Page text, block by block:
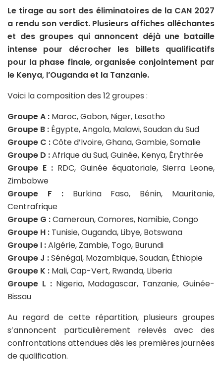
Le tirage au sort des éliminatoires de la CAN 2027
a rendu son verdict. Plusieurs affiches alléchantes
et des groupes qui annoncent déjà une bataille
intense pour décrocher les billets qualificatifs
pour la phase finale, organisée conjointement par
le Kenya, l’Ouganda et la Tanzanie.
Voici la composition des 12 groupes :
Groupe A : Maroc, Gabon, Niger, Lesotho
Groupe B : Égypte, Angola, Malawi, Soudan du Sud
Groupe C :Côte d’Ivoire, Ghana, Gambie, Somalie
Groupe D :Afrique du Sud, Guinée, Kenya, Érythrée
Groupe E : RDC, Guinée équatoriale, Sierra Leone,
Zimbabwe
Groupe F :Burkina Faso, Bénin, Mauritanie,
Centrafrique
Groupe G :Cameroun, Comores, Namibie, Congo
Groupe H : Tunisie, Ouganda, Libye, Botswana
Groupe I :Algérie, Zambie, Togo, Burundi
Groupe J :Sénégal, Mozambique, Soudan, Éthiopie
Groupe K : Mali, Cap-Vert, Rwanda, Liberia
Groupe L :Nigeria, Madagascar, Tanzanie, Guinée-
Bissau
Au regard de cette répartition, plusieurs groupes
s’annoncent particulièrement relevés avec des
confrontations attendues dès les premières journées
de qualification.